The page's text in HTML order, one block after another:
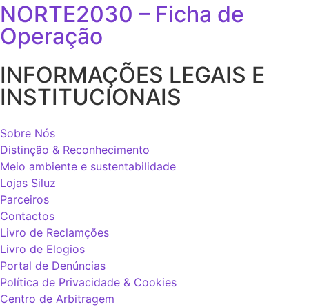
NORTE2030 – Ficha de
Operação
INFORMAÇÕES LEGAIS E
INSTITUCIONAIS
Sobre Nós
Distinção & Reconhecimento
Meio ambiente e sustentabilidade
Lojas Siluz
Parceiros
Contactos
Livro de Reclamções
Livro de Elogios
Portal de Denúncias
Política de Privacidade & Cookies
Centro de Arbitragem